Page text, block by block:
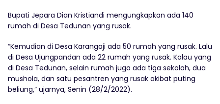
Bupati Jepara Dian Kristiandi mengungkapkan ada 140
rumah di Desa Tedunan yang rusak.
“Kemudian di Desa Karangaji ada 50 rumah yang rusak. Lalu
di Desa Ujungpandan ada 22 rumah yang rusak. Kalau yang
di Desa Tedunan, selain rumah juga ada tiga sekolah, dua
mushola, dan satu pesantren yang rusak akibat puting
beliung,” ujarnya, Senin (28/2/2022).